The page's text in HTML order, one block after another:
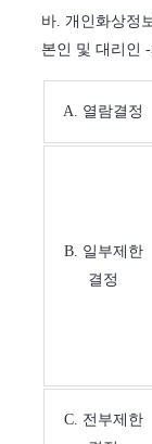
바. 개인화상정
본인 및 대리인
A. 열람결정
B. 일부제한
결정
C. 전부제한